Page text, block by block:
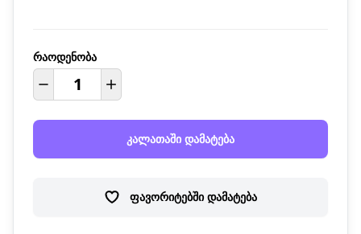
რაოდენობა
კალათაში დამატება
ფავორიტებში დამატება